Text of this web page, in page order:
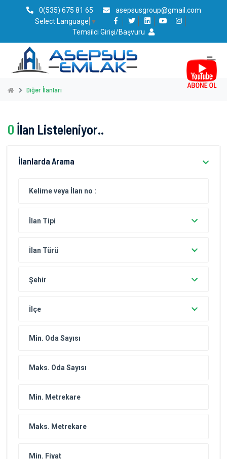
0(535) 675 81 65
asepsusgroup@gmail.com
Select Language ▼
Temsilci Girişi/Başvuru
Diğer İlanları
0 İlan Listeleniyor..
İlanlarda Arama
İlan Tipi
İlan Türü
Şehir
İlçe